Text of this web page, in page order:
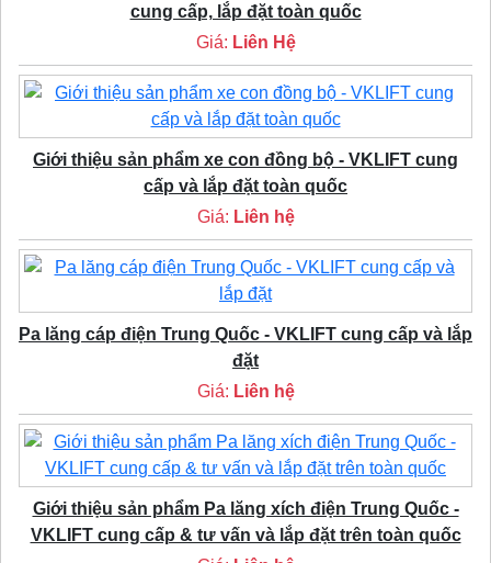
cung cấp, lắp đặt toàn quốc
Giá: Liên Hệ
Giới thiệu sản phẩm xe con đồng bộ - VKLIFT cung
cấp và lắp đặt toàn quốc
Giá: Liên hệ
Pa lăng cáp điện Trung Quốc - VKLIFT cung cấp và lắp
đặt
Giá: Liên hệ
Giới thiệu sản phẩm Pa lăng xích điện Trung Quốc -
VKLIFT cung cấp & tư vấn và lắp đặt trên toàn quốc